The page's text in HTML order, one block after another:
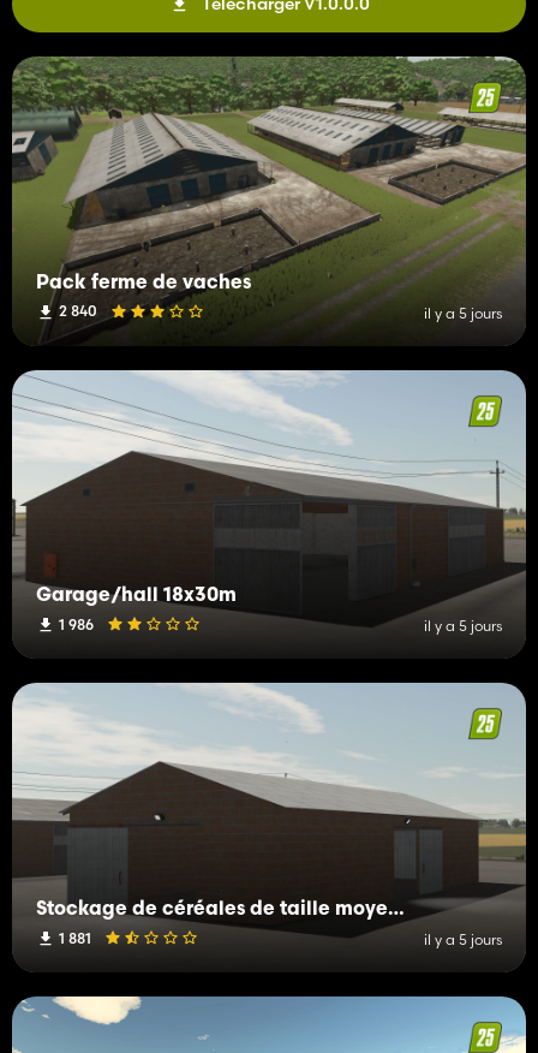
Pack ferme de vaches
2 840 il y a 5 jours
Garage/hall 18x30m
1 986 il y a 5 jours
Stockage de céréales de taille moyenne
1 881 il y a 5 jours